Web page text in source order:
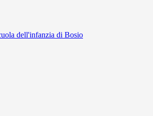
dell'infanzia di Bosio